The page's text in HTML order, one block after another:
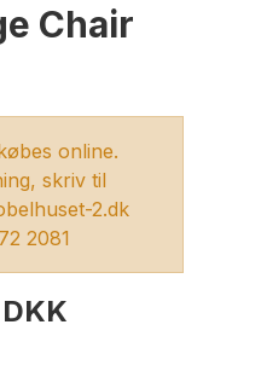
Chair
online.
skriv til
2.dk
2081